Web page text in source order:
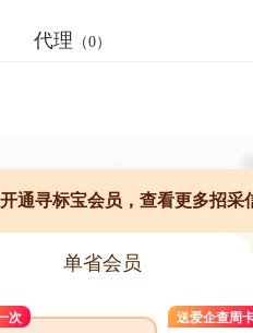
代理 （0）
开通寻标宝会员，查看更多招采
单省会员
次 送爱企查周